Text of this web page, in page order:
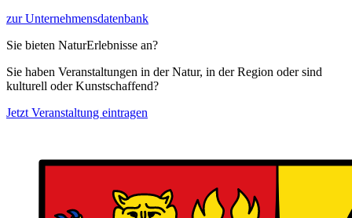
zur Unternehmensdatenbank
Sie bieten NaturErlebnisse an?
Sie haben Veranstaltungen in der Natur, in der Region oder sind
kulturell oder Kunstschaffend?
Jetzt Veranstaltung eintragen